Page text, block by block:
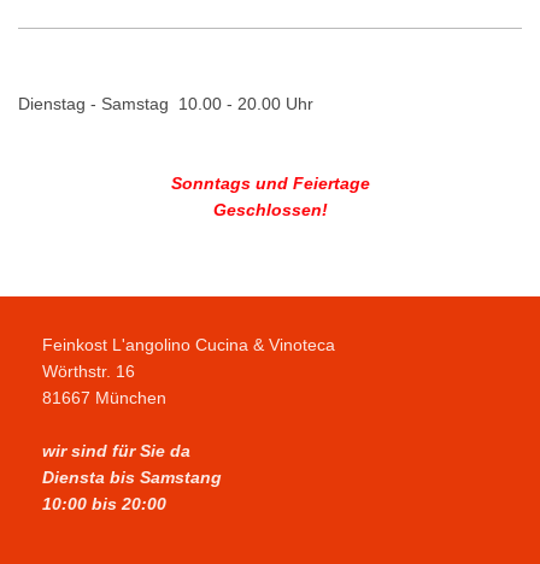
Dienstag - Samstag 10.00 - 20.00 Uhr
Sonntags und Feiertage
Geschlossen!
Feinkost L'angolino Cucina & Vinoteca
Wörthstr. 16
81667 München
wir sind für Sie da
Diensta bis Samstang
10:00 bis 20:00